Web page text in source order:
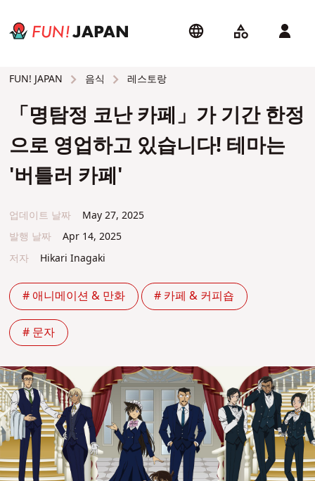
FUN! JAPAN 음식 레스토랑
「명탐정 코난 카페」가 기간 한정
으로 영업하고 있습니다! 테마는
'버틀러 카페'
업데이트 날짜
May 27, 2025
발행 날짜
Apr 14, 2025
저자
Hikari Inagaki
# 애니메이션 & 만화 # 카페 & 커피숍
# 문자